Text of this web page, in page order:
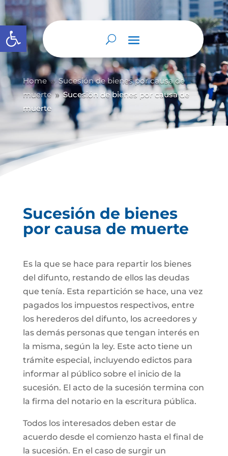
Abrir barra de herramientas
Home 9 Sucesión de bienes por causa de
muerte 9 Sucesión de bienes por causa de
muerte
Sucesión de bienes
por causa de muerte
Es la que se hace para repartir los bienes
del difunto, restando de ellos las deudas
que tenía. Esta repartición se hace, una vez
pagados los impuestos respectivos, entre
los herederos del difunto, los acreedores y
las demás personas que tengan interés en
la misma, según la ley. Este acto tiene un
trámite especial, incluyendo edictos para
informar al público sobre el inicio de la
sucesión. El acto de la sucesión termina con
la firma del notario en la escritura pública.
Todos los interesados deben estar de
acuerdo desde el comienzo hasta el final de
la sucesión. En el caso de surgir un